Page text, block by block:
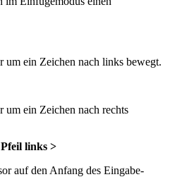
um ein Zeichen nach links bewegt.
um ein Zeichen nach rechts
links >
auf den Anfang des Eingabe-